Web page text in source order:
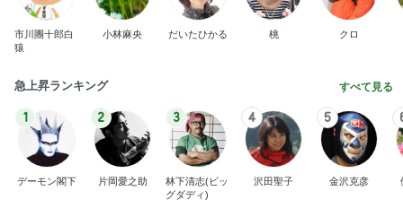
市川團十郎白
猿
小林麻央 だいたひかる 桃 クロ
急上昇ランキング すべて見る
1
デーモン閣下
2
片岡愛之助
3
林下清志(ビッ
グダディ)
4
沢田聖子
5
金沢克彦